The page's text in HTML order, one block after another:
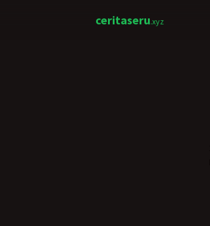
ceritaseru.xyz